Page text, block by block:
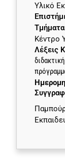
Υλικό
Κέντρο
Λέξεις